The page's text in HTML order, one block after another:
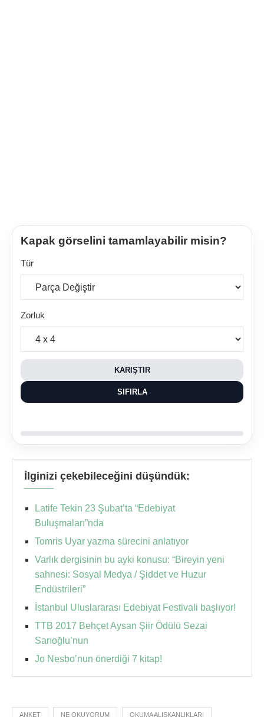
Kapak görselini tamamlayabilir misin?
Tür
Zorluk
KARIŞTIR
SIFIRLA
İlginizi çekebileceğini düşündük:
Latife Tekin 23 Şubat’ta “Edebiyat
Buluşmaları”nda
Tomris Uyar yazma sürecini anlatıyor
Varlık dergisinin bu ayki konusu: “Bireyin yeni
sahnesi: Sosyal Medya / Şiddet ve Huzur
Endüstrileri”
İstanbul Uluslararası Edebiyat Festivali başlıyor!
TTB 2017 Behçet Aysan Şiir Ödülü Sezai
Sarıoğlu’nun
Jo Nesbo’nun önerdiği 7 kitap!
ANKET NE OKUYORUM OKUMA ALIŞKANLIKLARI